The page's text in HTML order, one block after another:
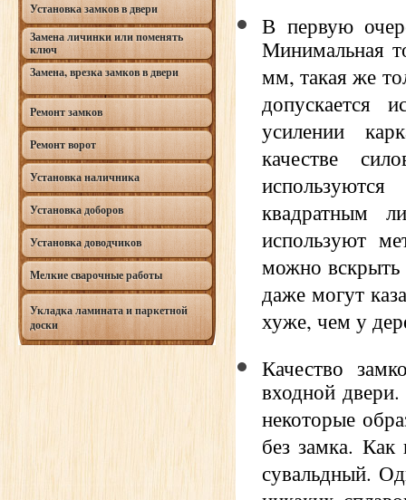
Установка замков в двери
Замена личинки или поменять
ключ
Замена, врезка замков в двери
Ремонт замков
Ремонт ворот
Установка наличника
Установка доборов
Установка доводчиков
Мелкие сварочные работы
Укладка ламината и паркетной
доски
В первую
Минимальная
мм, такая же
допускается
усилении
качестве
квадратным
используют
можно
даже могут
хуже, чем у
Качество
входной
некоторые
без замка.
сувальдный.